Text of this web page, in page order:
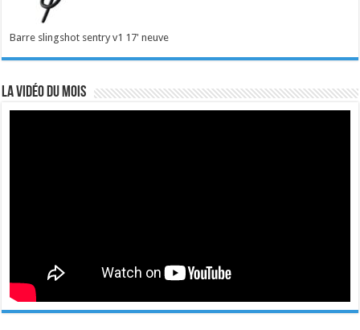
Barre slingshot sentry v1 17' neuve
La vidéo du mois